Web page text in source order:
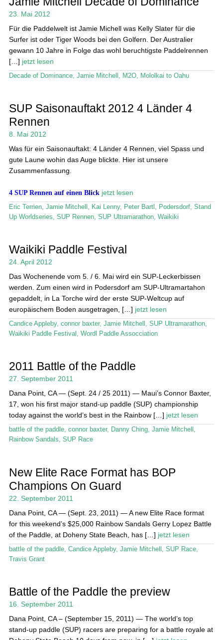
23. Mai 2012
Für die Paddelwelt ist Jamie Michell was Kelly Slater für die
Surfer ist oder Tiger Woods bei den Golfern. Der Australier
gewann 10 Jahre in Folge das wohl beruchtigste Paddelrennen
[…] jetzt lesen
Decade of Dominance, Jamie Mitchell M2O, Mololkai to Oahu
SUP Saisonauftakt 2012 4 Länder 4
Rennen
8. Mai 2012
Was für ein Saisonauftakt: 4 Länder 4 Rennen, viel Spass und
gute Laune wohin das Auge blickte. Hier ist unsere
Zusammenfassung.
4 SUP Rennen auf einen Blick jetzt lesen
Eric Terrien, Jamie Mitchell , Kai Lenny, Peter Bartl , Podersdorf, Stand
Up Worldseries, SUP Rennen, SUP Ultramarathon, Waikiki
Waikiki Paddle Festival
24. April 2012
Das Wochenende vom 5. / 6. Mai wird ein SUP-Leckerbissen
werden. Zum einen wird in Podersdorf am SUP-Ultramartahon
gepaddelt, in La Torche wird der erste SUP-Weltcup auf
europäischem Boden ausgetragen, […] jetzt lesen
Candice Appleby, connor baxter, Jamie Mitchell , SUP Ultramarathon,
Waikiki Paddle Festival , Wordl Paddle Assocciation
2011 Battle of the Paddle
27. September 2011
Dana Point, CA — (Sept. 24 / 25 2011) — Maui’s Connor Baxter,
17, won his first major stand-up paddle (SUP) championship
today against the world’s best in the Rainbow […] jetzt lesen
battle of the paddle, connor baxter, Danny Ching, Jamie Mitchell ,
Rainbow Sandals, SUP Race
New Elite Race Format has BOP
Champions On Guard
22. September 2011
Dana Point, CA — (Sept. 23, 2011) — A new Elite Race format
for this weekend’s $25,000 Rainbow Sandals Gerry Lopez Battle
of the Paddle, at Doheny State Beach, has […] jetzt lesen
battle of the paddle, Candice Appleby, Jamie Mitchell SUP Race,
Travis Grant
Battle of the Paddle the preview
16. September 2011
Dana Point, CA – (September 15, 2011) — The world’s top
stand-up paddle (SUP) racers are preparing for a battle royale at